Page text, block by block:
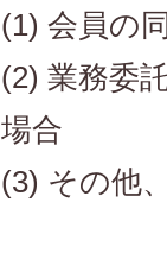
(1) 会員の
(2) 業務委
場合
(3) その他